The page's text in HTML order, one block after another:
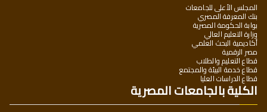
المجلس الأعلى للجامعات
بنك المعرفة المصري
بوابة الحكومة المصرية
وزارة التعليم العالي
أكاديمية البحث العلمي
مصر الرقمية
قطاع التعليم والطلاب
قطاع خدمة البيئة والمجتمع
قطاع الدراسات العليا
الكلية بالجامعات المصرية